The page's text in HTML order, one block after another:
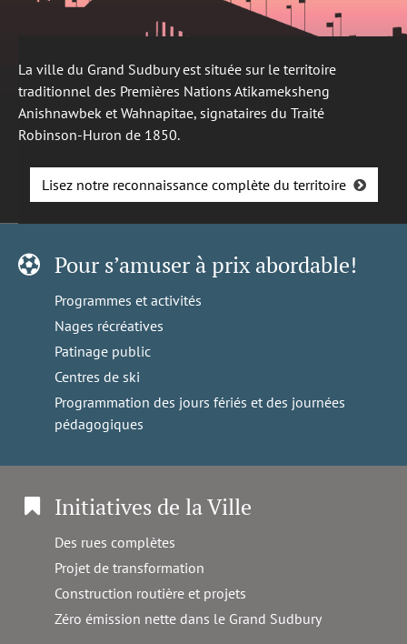
La ville du Grand Sudbury est située sur le territoire
traditionnel des Premières Nations Atikameksheng
Anishnawbek et Wahnapitae, signataires du Traité
Robinson-Huron de 1850.
Lisez notre reconnaissance complète du territoire
Pour s’amuser à prix abordable!
Programmes et activités
Nages récréatives
Patinage public
Centres de ski
Programmation des jours fériés et des journées
pédagogiques
Initiatives de la Ville
Des rues complètes
Projet de transformation
Construction routière et projets
Zéro émission nette dans le Grand Sudbury